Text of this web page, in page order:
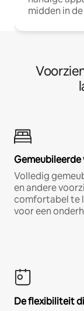
midden in
Volledig
en andere
comfortabel te
voor een
De flexibiliteit